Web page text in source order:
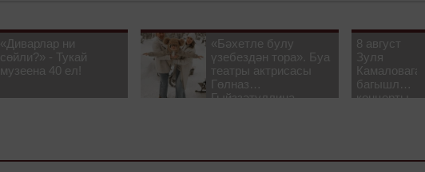
«Диварлар ни
сөйли?» - Тукай
музеена 40 ел!
«Бәхетле булу
үзебездән тора». Буа
театры актрисасы
Гөлназ
Гыйззәтуллина-
8 август
Зуля
Камаловага
багышлау
концерты